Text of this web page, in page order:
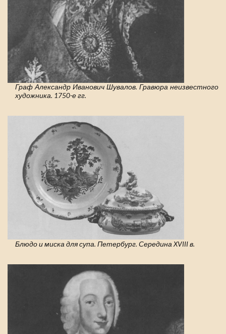
Граф Александр Иванович Шувалов. Гравюра неизвестного
художника. 1750-е гг.
Блюдо и миска для супа. Петербург. Середина XVIII в.